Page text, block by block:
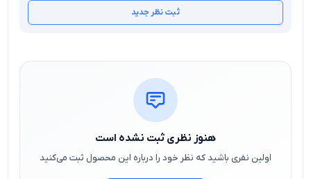
ثبت نظر جدید
هنوز نظری ثبت نشده است
اولین نفری باشید که نظر خود را درباره این محصول ثبت می‌کنید